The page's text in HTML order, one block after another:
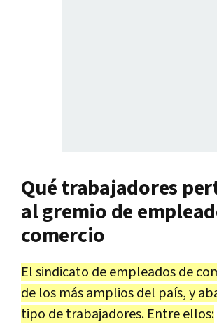
Qué trabajadores
al gremio de
comercio
El sindicato de empleados de
de los más amplios del país, y
tipo de trabajadores. Entre ellos: